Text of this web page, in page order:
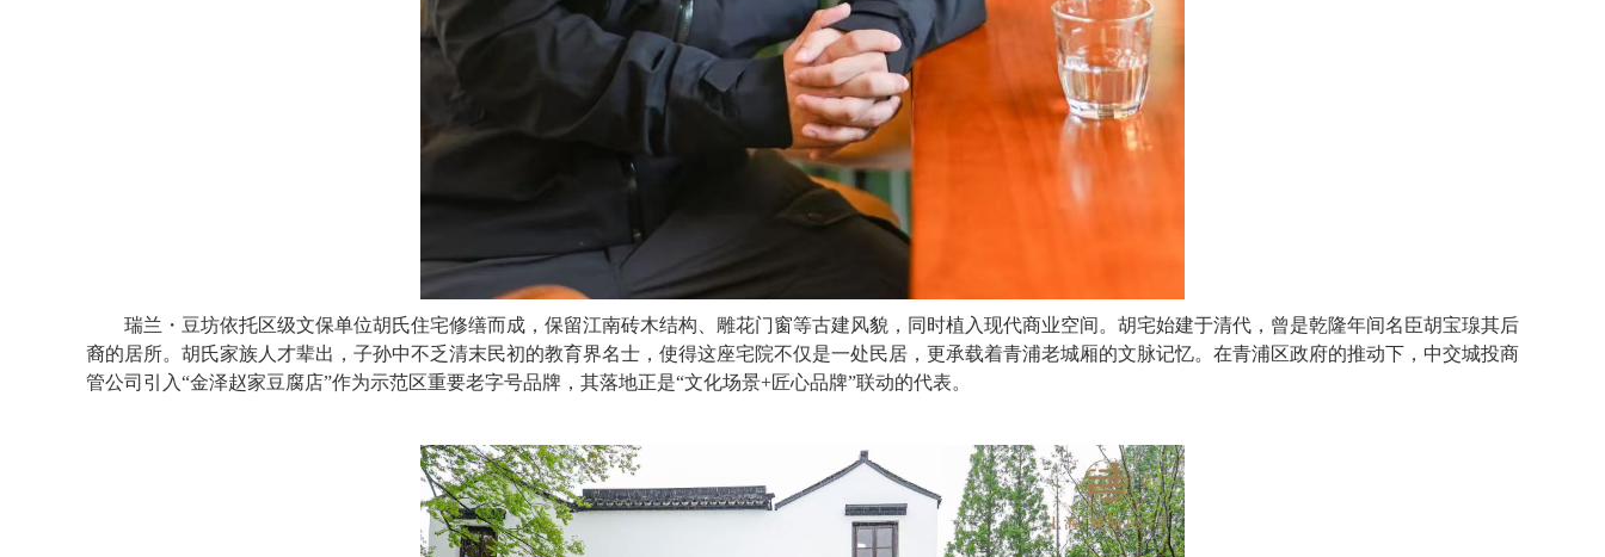
瑞兰・豆坊依托区级文保单位胡氏住宅修缮而成，保留江南砖木结构、雕花门窗等古建风貌，同时植入现代商业空间。胡宅始建于清代，曾是乾隆年间名臣胡宝瑔其后
裔的居所。胡氏家族人才辈出，子孙中不乏清末民初的教育界名士，使得这座宅院不仅是一处民居，更承载着青浦老城厢的文脉记忆。在青浦区政府的推动下，中交城投商
管公司引入“金泽赵家豆腐店”作为示范区重要老字号品牌，其落地正是“文化场景+匠心品牌”联动的代表。